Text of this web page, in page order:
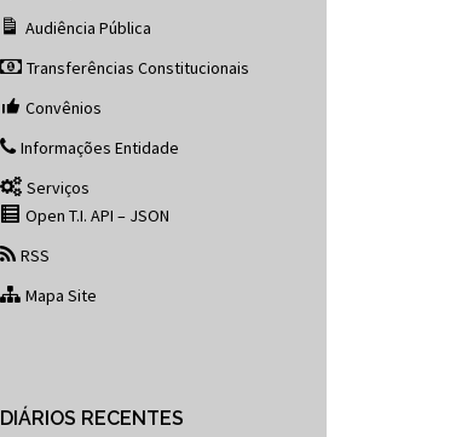
Audiência Pública
Transferências Constitucionais
Convênios
Informações Entidade
Serviços
Open T.I. API – JSON
RSS
Mapa Site
DIÁRIOS RECENTES